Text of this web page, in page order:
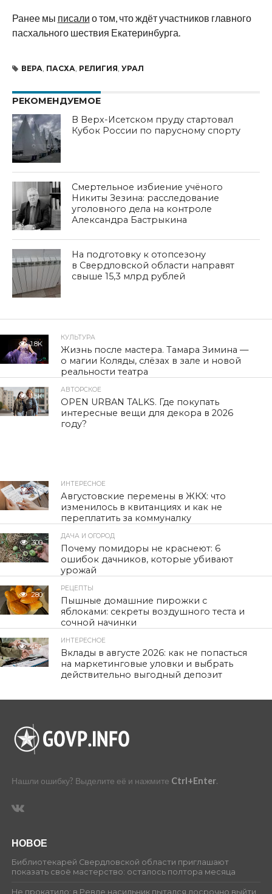
Ранее мы писали о том, что ждёт участников главного
пасхального шествия Екатеринбурга.
ВЕРА, ПАСХА, РЕЛИГИЯ, УРАЛ
РЕКОМЕНДУЕМОЕ
В Верх-Исетском пруду стартовал
Кубок России по парусному спорту
Смертельное избиение учёного
Никиты Зезина: расследование
уголовного дела на контроле
Александра Бастрыкина
На подготовку к отопсезону
в Свердловской области направят
свыше 15,3 млрд рублей
1.8K
КУЛЬТУРА
Жизнь после мастера. Тамара Зимина —
о магии Коляды, слёзах в зале и новой
реальности театра
1.5K
АВТОРСКОЕ
OPEN URBAN TALKS. Где покупать
интересные вещи для декора в 2026
году?
308
ИНТЕРЕСНОЕ
Августовские перемены в ЖКХ: что
изменилось в квитанциях и как не
переплатить за коммуналку
300
ДАЧА И ОГОРОД
Почему помидоры не краснеют: 6
ошибок дачников, которые убивают
урожай
280
РЕЦЕПТЫ
Пышные домашние пирожки с
яблоками: секреты воздушного теста и
сочной начинки
452
ИНТЕРЕСНОЕ
Вклады в августе 2026: как не попасться
на маркетинговые уловки и выбрать
действительно выгодный депозит
Нашли ошибку? Выделите её и нажмите Ctrl+Enter.
НОВОЕ
Библиотекарей Свердловской области приглашают
показать своё мастерство: осталось полтора месяца
Не прокатило: в Ревде насильник пытался досрочно выйти